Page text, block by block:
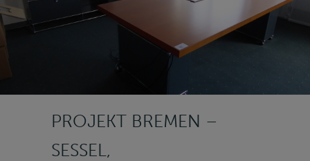
PROJEKT BREMEN –
SESSEL,